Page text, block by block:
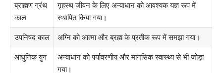
ब्राह्मण ग्रंथ
काल
गृहस्थ जीवन के लिए अन्वाधान को आवश्यक यज्ञ रूप में
स्थापित किया गया।
उपनिषद काल अग्नि को आत्मा और ब्रह्म के प्रतीक रूप में समझा गया।
आधुनिक युग
अन्वाधान को पर्यावरणीय और मानसिक स्वास्थ्य से भी जोड़ा
गया।